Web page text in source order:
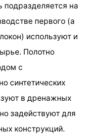
подразделяется на
первого (а
используют и
Полотно
с
синтетических
в дренажных
задействуют для
конструкций.